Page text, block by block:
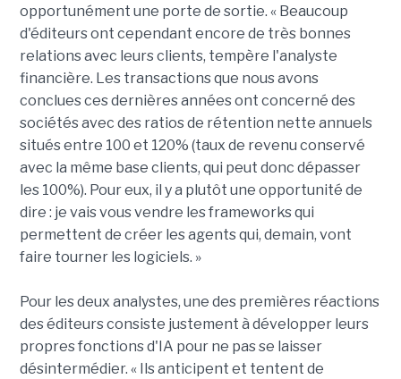
opportunément une porte de sortie. « Beaucoup
d'éditeurs ont cependant encore de très bonnes
relations avec leurs clients, tempère l'analyste
financière. Les transactions que nous avons
conclues ces dernières années ont concerné des
sociétés avec des ratios de rétention nette annuels
situés entre 100 et 120% (taux de revenu conservé
avec la même base clients, qui peut donc dépasser
les 100%). Pour eux, il y a plutôt une opportunité de
dire : je vais vous vendre les frameworks qui
permettent de créer les agents qui, demain, vont
faire tourner les logiciels. »
Pour les deux analystes, une des premières réactions
des éditeurs consiste justement à développer leurs
propres fonctions d'IA pour ne pas se laisser
désintermédier. « Ils anticipent et tentent de